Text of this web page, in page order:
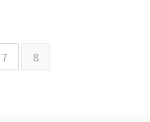
7 8